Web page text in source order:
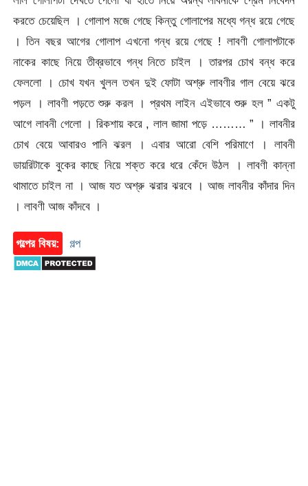
করতে চেয়েছিল । গোলাপ মজে গেছে কিন্তু গোলাপের মধ্যে গন্ধ রয়ে গেছে
। তিন বছর আগের গোলাপ এখনো গন্ধ রয়ে গেছে ! লাবণী গোলাপটাকে
নাকের কাছে নিয়ে তীব্রভাবে গন্ধ নিতে চাইল । তারপর চোখ বন্ধ করে
ফেললো । চোখ যখন খুলল তখন দুই ফোটা অশ্রু লাবণীর গাল বেয়ে ঝরে
পড়ল । লাবণী পড়তে শুরু করল । প্রথম লাইন এইভাবে শুরু হল ” একটু
আগে লাবনী গেলো । রিকশায় করে , লাল জামা পড়ে ……… ” । লাবনীর
চোখ বেয়ে আবারও পানি ঝরল । এবার আরো বেশি পরিমাণে । লাবনী
ডায়রিটাকে বুকের কাছে নিয়ে শক্ত করে ধরে কেঁদে উঠল । লাবণী কান্না
থামাতে চাইল না । আজ যত অশ্রু ঝরার ঝরবে । আজ লাবনীর কাঁদার দিন
। লাবণী আজ কাঁদবে ।
গল্পের বিষয়: গল্প